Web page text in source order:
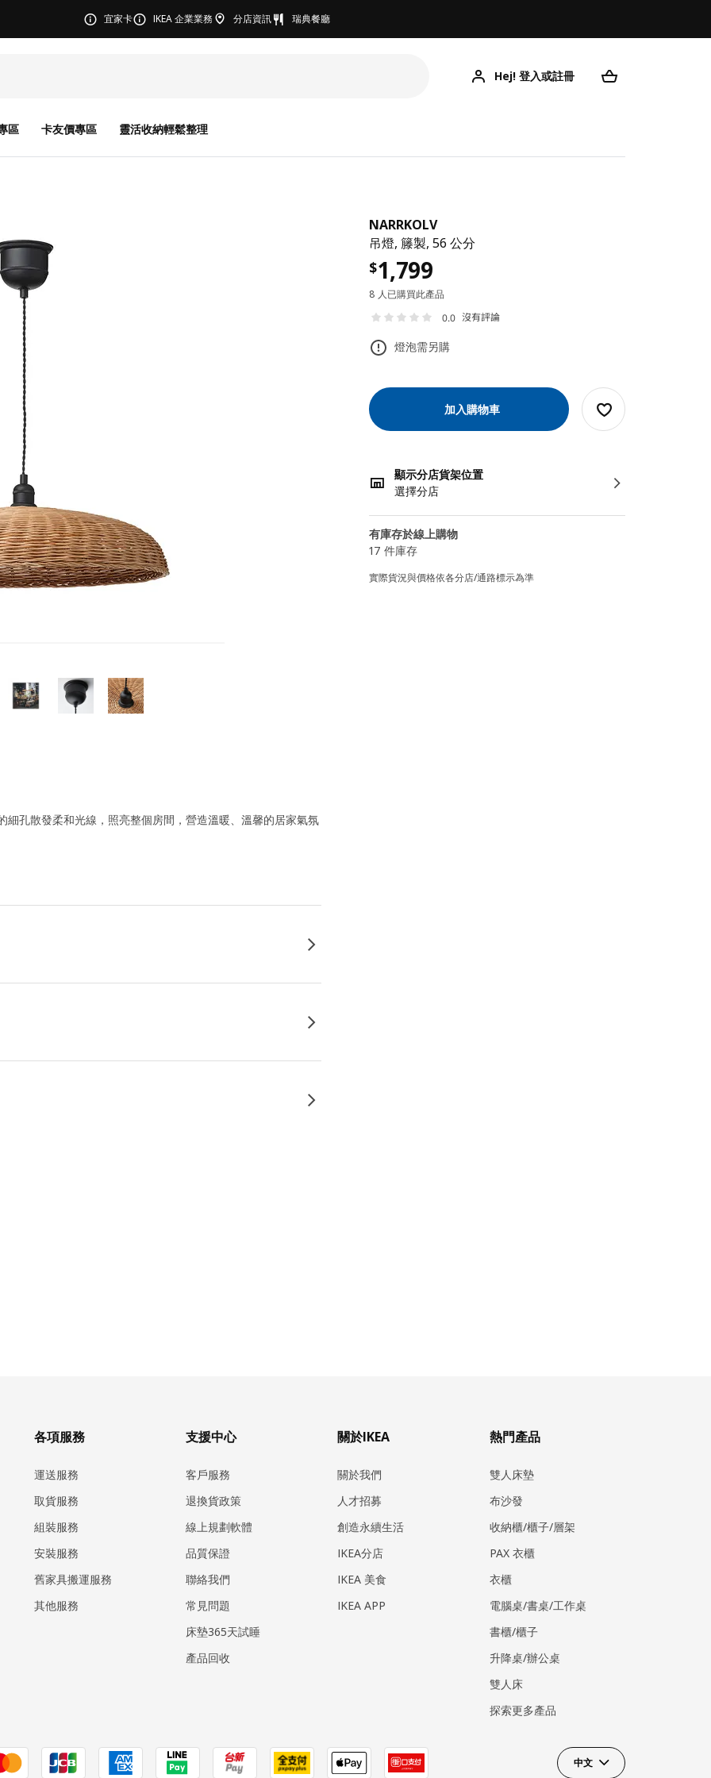
宜家卡 IKEA 企業業務 分店資訊 瑞典餐廳
Hej! 登入或註冊
區 卡友價專區 靈活收納輕鬆整理
NARRKOLV
吊燈, 籐製, 56 公分
$1,799
8 人已購買此產品
0.0 沒有評論
燈泡需另購
加入購物車
顯示分店貨架位置
選擇分店
有庫存於線上購物
17 件庫存
實際貨況與價格依各分店/通路標示為準
孔散發柔和光線，照亮整個房間，營造溫暖、溫馨的居家氣氛
各項服務
運送服務
取貨服務
組裝服務
安裝服務
​舊家具搬運服務
其他服務
支援中心
客戶服務
退換貨政策
線上規劃軟體
品質保證
聯絡我們
常見問題
床墊365天試睡
產品回收
關於IKEA
關於我們
人才招募
創造永續生活
IKEA分店
IKEA 美食
IKEA APP
熱門產品
雙人床墊
布沙發
收納櫃/櫃子/層架
PAX 衣櫃
衣櫃
電腦桌/書桌/工作桌
書櫃/櫃子
升降桌/辦公桌
雙人床
探索更多產品
中文